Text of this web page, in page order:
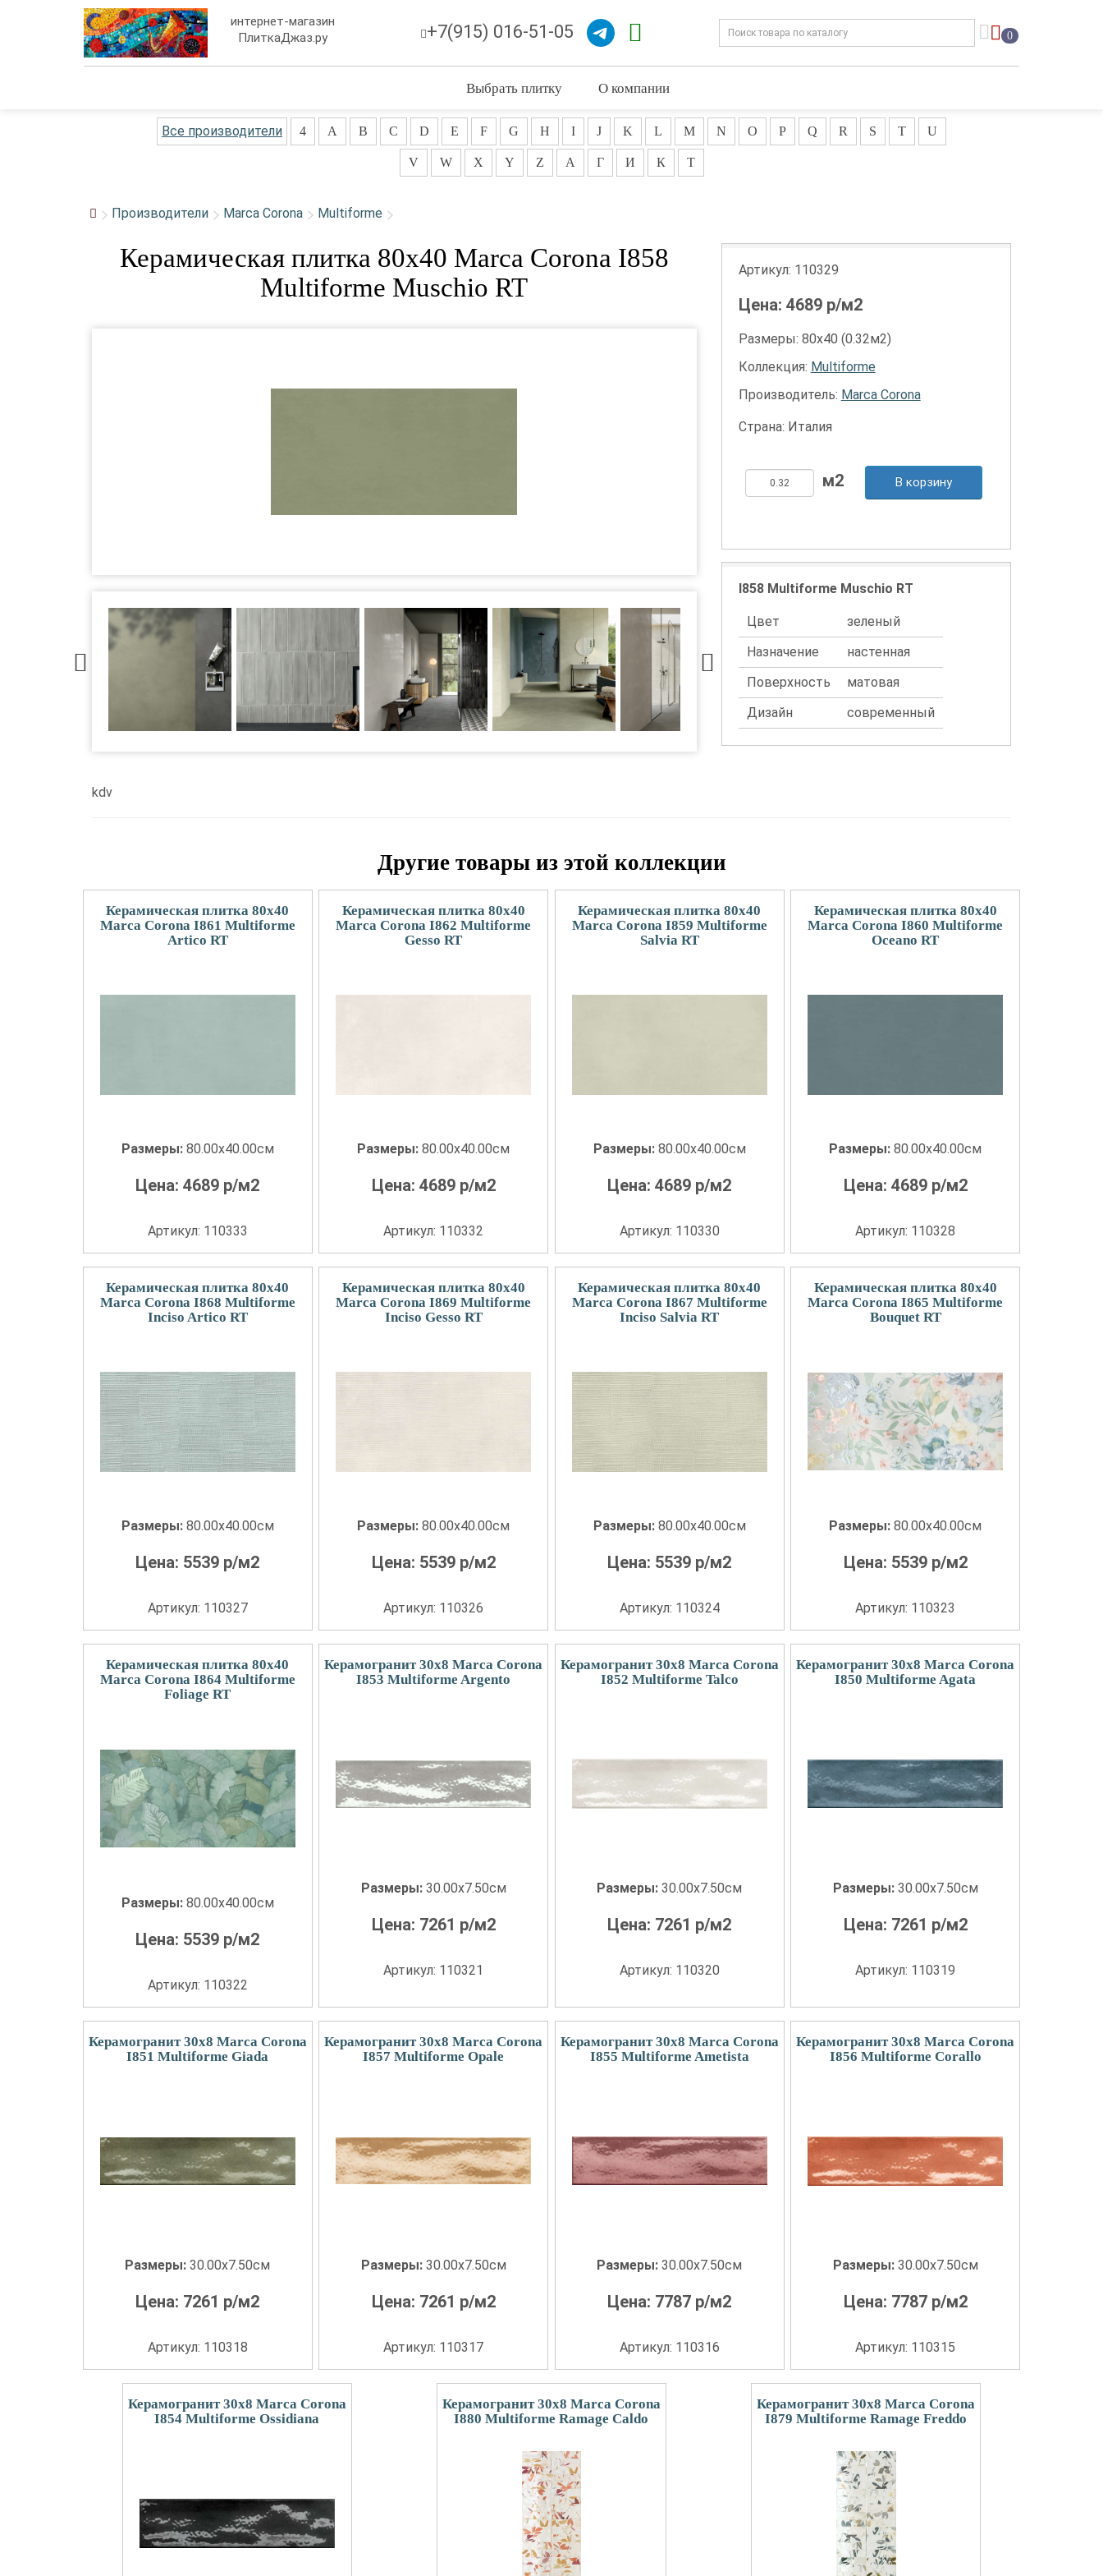
интернет-магазин
ПлиткаДжаз.ру
+7(915) 016-51-05 0
Выбрать плитку О компании
Все производители 4 A B C D E F G H I J K L M N O P Q R S T U
V W X Y Z А Г И К Т
Производители Marca Corona Multiforme
Керамическая плитка 80x40 Marca Corona I858
Multiforme Muschio RT
Артикул: 110329
Цена: 4689р/м2
Размеры: 80х40 (0.32м2)
Коллекция: Multiforme
Производитель: Marca Corona
Страна: Италия
В корзину
I858 Multiforme Muschio RT
Цвет
зеленый
Назначение
настенная
Поверхность
матовая
Дизайн
современный
kdv
Другие товары из этой коллекции
Керамическая плитка 80x40
Marca Corona I861 Multiforme
Artico RT
Размеры: 80.00x40.00см
Цена:4689 р/м2
Артикул: 110333
Керамическая плитка 80x40
Marca Corona I862 Multiforme
Gesso RT
Размеры:80.00x40.00см
Цена: 4689р/м2
Артикул: 110332
Керамическая плитка 80x40
Marca Corona I859 Multiforme
Salvia RT
Размеры: 80.00x40.00см
Цена:4689 р/м2
Артикул: 110330
Керамическая плитка 80x40
Marca Corona I860 Multiforme
Oceano RT
Размеры:80.00x40.00см
Цена: 4689р/м2
Артикул: 110328
Керамическая плитка 80x40
Marca Corona I868 Multiforme
Inciso Artico RT
Размеры: 80.00x40.00см
Цена: 5539 р/м2
Артикул: 110327
Керамическая плитка 80x40
Marca Corona I869 Multiforme
Inciso Gesso RT
Размеры:80.00x40.00см
Цена: 5539р/м2
Артикул: 110326
Керамическая плитка 80x40
Marca Corona I867 Multiforme
Inciso Salvia RT
Размеры: 80.00x40.00см
Цена: 5539 р/м2
Артикул: 110324
Керамическая плитка 80x40
Marca Corona I865 Multiforme
Bouquet RT
Размеры:80.00x40.00см
Цена: 5539р/м2
Артикул: 110323
Керамическая плитка 80x40
Marca Corona I864 Multiforme
Foliage RT
Размеры: 80.00x40.00см
Цена: 5539 р/м2
Артикул: 110322
Керамогранит 30x8 Marca Corona
I853 Multiforme Argento
Размеры: 30.00x7.50см
Цена: 7261 р/м2
Артикул: 110321
Керамогранит 30x8 Marca Corona
I852 Multiforme Talco
Размеры:30.00x7.50см
Цена: 7261 р/м2
Артикул: 110320
Керамогранит 30x8 Marca Corona
I850 Multiforme Agata
Размеры: 30.00x7.50см
Цена: 7261 р/м2
Артикул: 110319
Керамогранит 30x8 Marca Corona
I851 Multiforme Giada
Размеры:30.00x7.50см
Цена: 7261 р/м2
Артикул: 110318
Керамогранит 30x8 Marca Corona
I857 Multiforme Opale
Размеры: 30.00x7.50см
Цена: 7261 р/м2
Артикул: 110317
Керамогранит 30x8 Marca Corona
I855 Multiforme Ametista
Размеры:30.00x7.50см
Цена: 7787 р/м2
Артикул: 110316
Керамогранит 30x8 Marca Corona
I856 Multiforme Corallo
Размеры: 30.00x7.50см
Цена: 7787р/м2
Артикул: 110315
Керамогранит 30x8 Marca Corona
I854 Multiforme Ossidiana
Керамогранит 30x8 Marca Corona
I880 Multiforme Ramage Caldo
Керамогранит 30x8 Marca Corona
I879 Multiforme Ramage Freddo